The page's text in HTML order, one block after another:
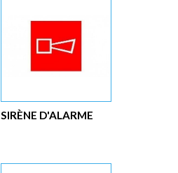
SIRÈNE D'ALARME